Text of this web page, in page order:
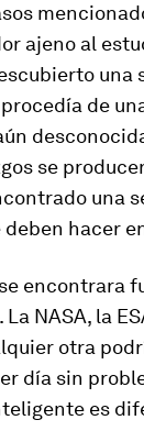
ajeno al
una
de
se
una
deben hacer
encontrara
NASA, la
otra
día sin
es